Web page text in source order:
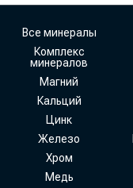
Все минералы
Комплекс
минералов
Магний
Кальций
Цинк
Железо
Хром
Медь